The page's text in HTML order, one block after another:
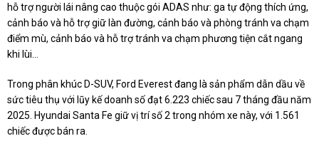
hỗ trợ người lái nâng cao thuộc gói ADAS như: ga tự động thích ứng,
cảnh báo và hỗ trợ giữ làn đường, cảnh báo và phòng tránh va chạm
điểm mù, cảnh báo và hỗ trợ tránh va chạm phương tiện cắt ngang
khi lùi…
Trong phân khúc D-SUV, Ford Everest đang là sản phẩm dẫn dầu về
sức tiêu thụ với lũy kế doanh số đạt 6.223 chiếc sau 7 tháng đầu năm
2025. Hyundai Santa Fe giữ vị trí số 2 trong nhóm xe này, với 1.561
chiếc được bán ra.